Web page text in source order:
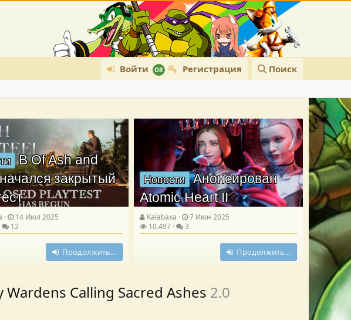
Войти Регистрация Поиск
В Of Ash and
закрытый
14 Июл 2025
12
Продолжить…
Новости Анонсирован
Atomic Heart II
Kalabaxa
7 Июн 2025
10.497
3
Продолжить…
Wardens Calling Sacred Ashes 2.0